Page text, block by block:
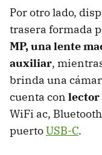
Por otro lado,
trasera formada
MP, una lente
auxiliar,
brinda una
cuenta con lector
WiFi ac,
puertoUSB-C.